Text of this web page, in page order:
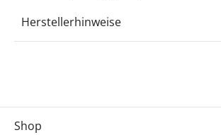
Herstellerhinweise
Shop